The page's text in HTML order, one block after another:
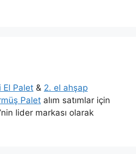
El Palet & 2. el ahşap
Palet alım satımlar için
lider markası olarak